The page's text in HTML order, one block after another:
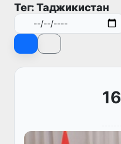
Тег: Таджикистан
16